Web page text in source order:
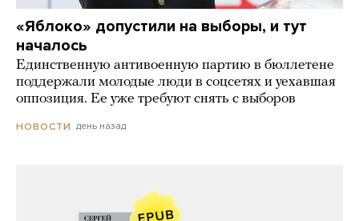
«Яблоко» допустили на выборы, и тут
началось
Единственную антивоенную партию в бюллетене
поддержали молодые люди в соцсетях и уехавшая
оппозиция. Ее уже требуют снять с выборов
НОВОСТИ день назад